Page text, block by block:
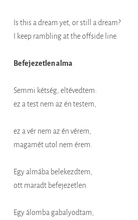
Is this a dream yet, or still a dream?
I keep rambling at the offside line.
Befejezetlen alma
Semmi kétség, eltévedtem:
ez a test nem az én testem,
ez a vér nem az én vérem,
magamét utol nem érem.
Egy almába belekezdtem,
ott maradt befejezetlen.
Egy álomba gabalyodtam,